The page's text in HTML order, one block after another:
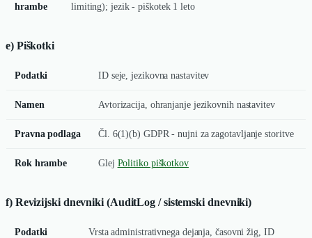
hrambe
limiting); jezik - piškotek 1 leto
e) Piškotki
Podatki ID seje, jezikovna nastavitev
Namen Avtorizacija, ohranjanje jezikovnih nastavitev
Pravna podlaga Čl. 6(1)(b) GDPR - nujni za zagotavljanje storitve
Rok hrambe Glej Politiko piškotkov
f) Revizijski dnevniki (AuditLog / sistemski dnevniki)
Podatki
Vrsta administrativnega dejanja, časovni žig, ID